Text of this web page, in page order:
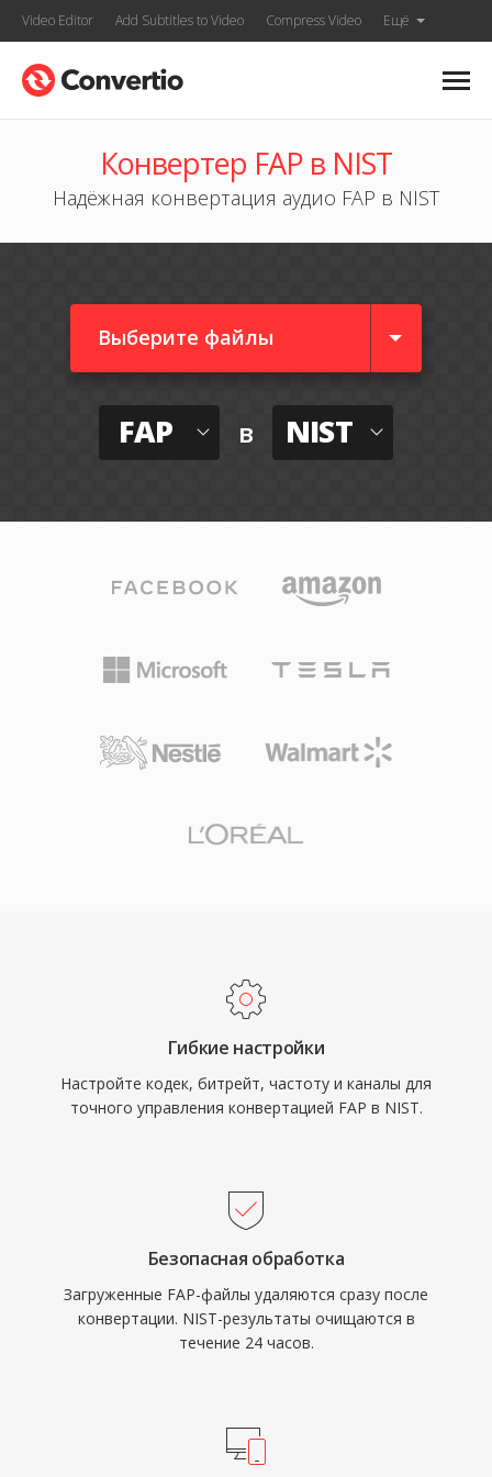
Video Editor Add Subtitles to Video Compress Video Ещё
Конвертер FAP в NIST
Надёжная конвертация аудио FAP в NIST
Выберите файлы
FAP в NIST
Гибкие настройки
Настройте кодек, битрейт, частоту и каналы для
точного управления конвертацией FAP в NIST.
Безопасная обработка
Загруженные FAP-файлы удаляются сразу после
конвертации. NIST-результаты очищаются в
течение 24 часов.